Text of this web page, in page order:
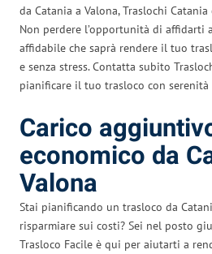
da Catania a Valona, Traslochi
Non perdere l’opportunità di affidarti
affidabile che saprà rendere il tuo
e senza stress. Contatta subito
pianificare il tuo trasloco con
Carico
economico da
Valona
Stai pianificando un trasloco da
risparmiare sui costi? Sei nel posto
Trasloco Facile è qui per aiutarti a